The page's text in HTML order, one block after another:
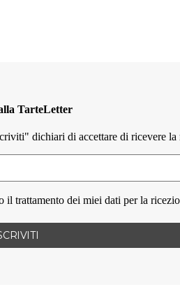
TarteLetter
dichiari di accettare di ricevere la
trattamento dei miei dati per la